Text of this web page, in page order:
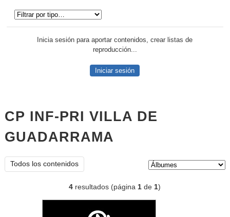
Inicia sesión para aportar contenidos, crear listas de
reproducción...
Iniciar sesión
CP INF-PRI VILLA DE
GUADARRAMA
Todos los contenidos
4 resultados (página1 de1)